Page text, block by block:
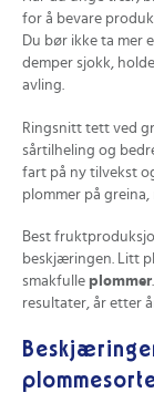
for å bevare
Du bør ikke ta mer
demper sjokk,
avling.
Ringsnitt tett ved
sårtilheling og
fart på ny tilvekst
plommer på
Best
beskjæringen. Litt
smakfulle plommer
resultater, år etter